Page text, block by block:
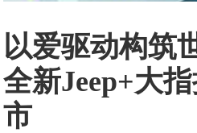
以爱驱动构筑
全新Jeep+大
市